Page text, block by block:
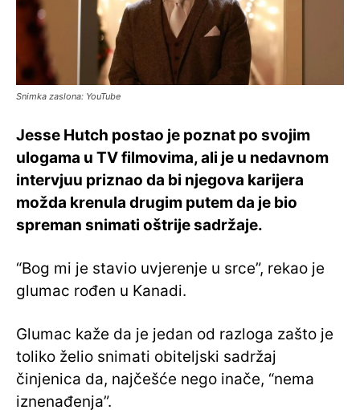
Snimka zaslona: YouTube
Jesse Hutch postao je poznat po svojim
ulogama u TV filmovima, ali je u nedavnom
intervjuu priznao da bi njegova karijera
možda krenula drugim putem da je bio
spreman snimati oštrije sadržaje.
“Bog mi je stavio uvjerenje u srce”, rekao je
glumac rođen u Kanadi.
Glumac kaže da je jedan od razloga zašto je
toliko želio snimati obiteljski sadržaj
činjenica da, najčešće nego inače, “nema
iznenađenja”.